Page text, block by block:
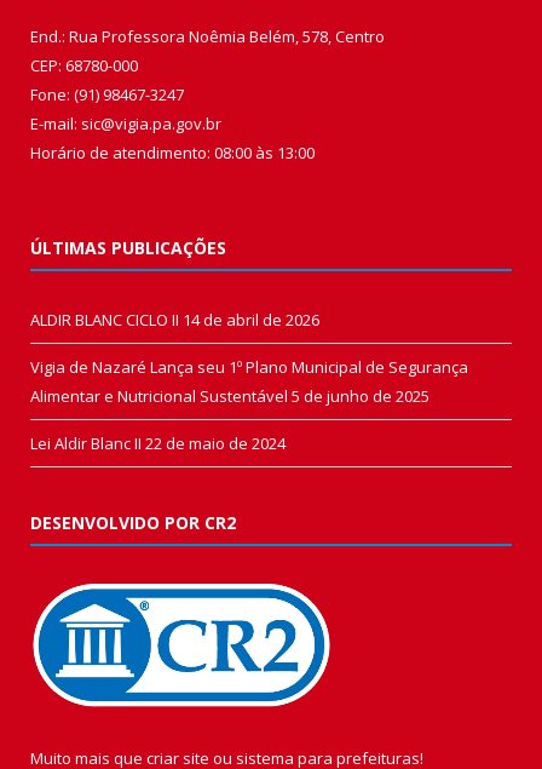
End.: Rua Professora Noêmia Belém, 578, Centro
CEP: 68780-000
Fone: (91) 98467-3247
E-mail: sic@vigia.pa.gov.br
Horário de atendimento: 08:00 às 13:00
ÚLTIMAS PUBLICAÇÕES
ALDIR BLANC CICLO II 14 de abril de 2026
Vigia de Nazaré Lança seu 1º Plano Municipal de Segurança
Alimentar e Nutricional Sustentável 5 de junho de 2025
Lei Aldir Blanc II 22 de maio de 2024
DESENVOLVIDO POR CR2
Muito mais que criar site ou sistema para prefeituras!